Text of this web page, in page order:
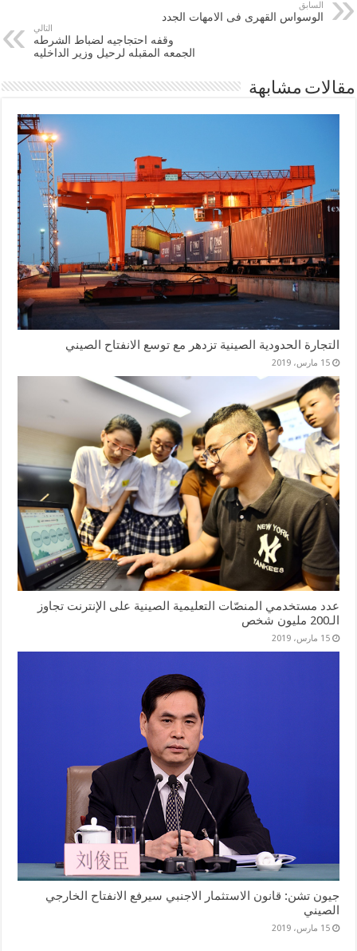
السابق
الوسواس القهرى فى الامهات الجدد
التالي
وقفه احتجاجيه لضباط الشرطه
الجمعه المقبله لرحيل وزير الداخليه
مقالات مشابهة
التجارة الحدودية الصينية تزدهر مع توسع الانفتاح الصيني
15 مارس، 2019
عدد مستخدمي المنصّات التعليمية الصينية على الإنترنت تجاوز
الـ200 مليون شخص
15 مارس، 2019
جيون تشن: قانون الاستثمار الاجنبي سيرفع الانفتاح الخارجي
الصيني
15 مارس، 2019